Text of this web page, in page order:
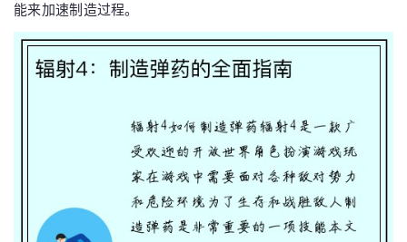
能来加速制造过程。